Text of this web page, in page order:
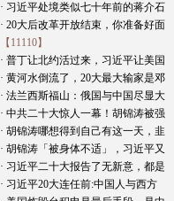
· 习近平处境类似七十年前的蒋介石
· 20大后改革开放结束，你准备好面
【11110】
· 普丁让北约活过来，习近平让美国
· 黄河水倒流了，20大最大输家是邓
· 法兰西斯福山：俄国与中国尽显大
· 中共二十大惊人一幕！胡锦涛被强
· 胡锦涛哪想得到自己有这一天，韭
· 胡锦涛「被身体不适」，习近平又
· 习近平二十大报告了无新意，都是
· 习近平20大连任前:中国人与西方